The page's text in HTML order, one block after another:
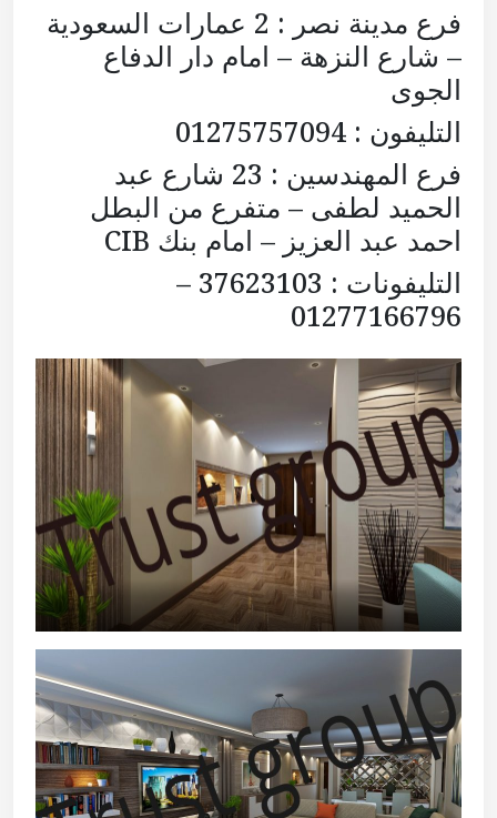
فرع مدينة نصر : 2 عمارات السعودية
– شارع النزهة – امام دار الدفاع
الجوى
التليفون : 01275757094
فرع المهندسين : 23 شارع عبد
الحميد لطفى – متفرع من البطل
احمد عبد العزيز – امام بنك CIB
التليفونات : 37623103 –
01277166796